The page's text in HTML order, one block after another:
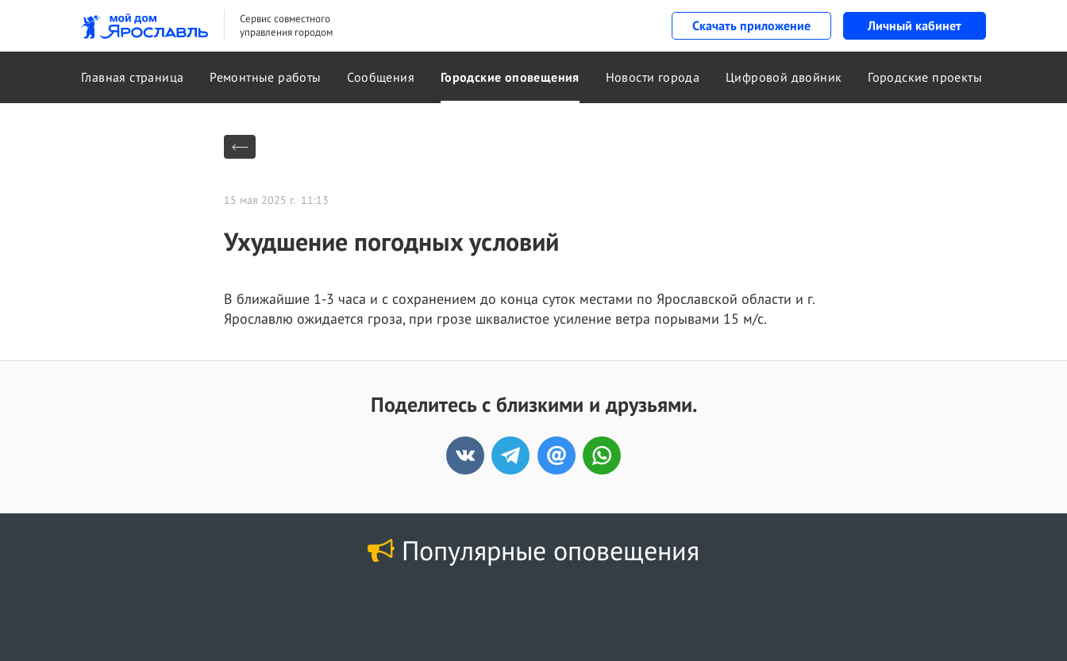
Сервис совместного
управления городом
Скачать приложение Личный кабинет
Главная страница Ремонтные работы Сообщения Городские оповещения Новости города Цифровой двойник Городские проекты
15 мая 2025 г. 11:13
Ухудшение погодных условий
В ближайшие 1-3 часа и с сохранением до конца суток местами по Ярославской области и г.
Ярославлю ожидается гроза, при грозе шквалистое усиление ветра порывами 15 м/с.
Поделитесь с близкими и друзьями.
Популярные оповещения